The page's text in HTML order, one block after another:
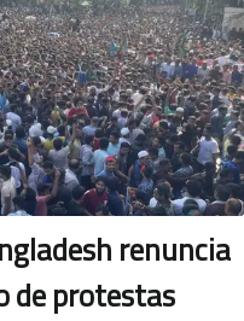
renuncia
de protestas